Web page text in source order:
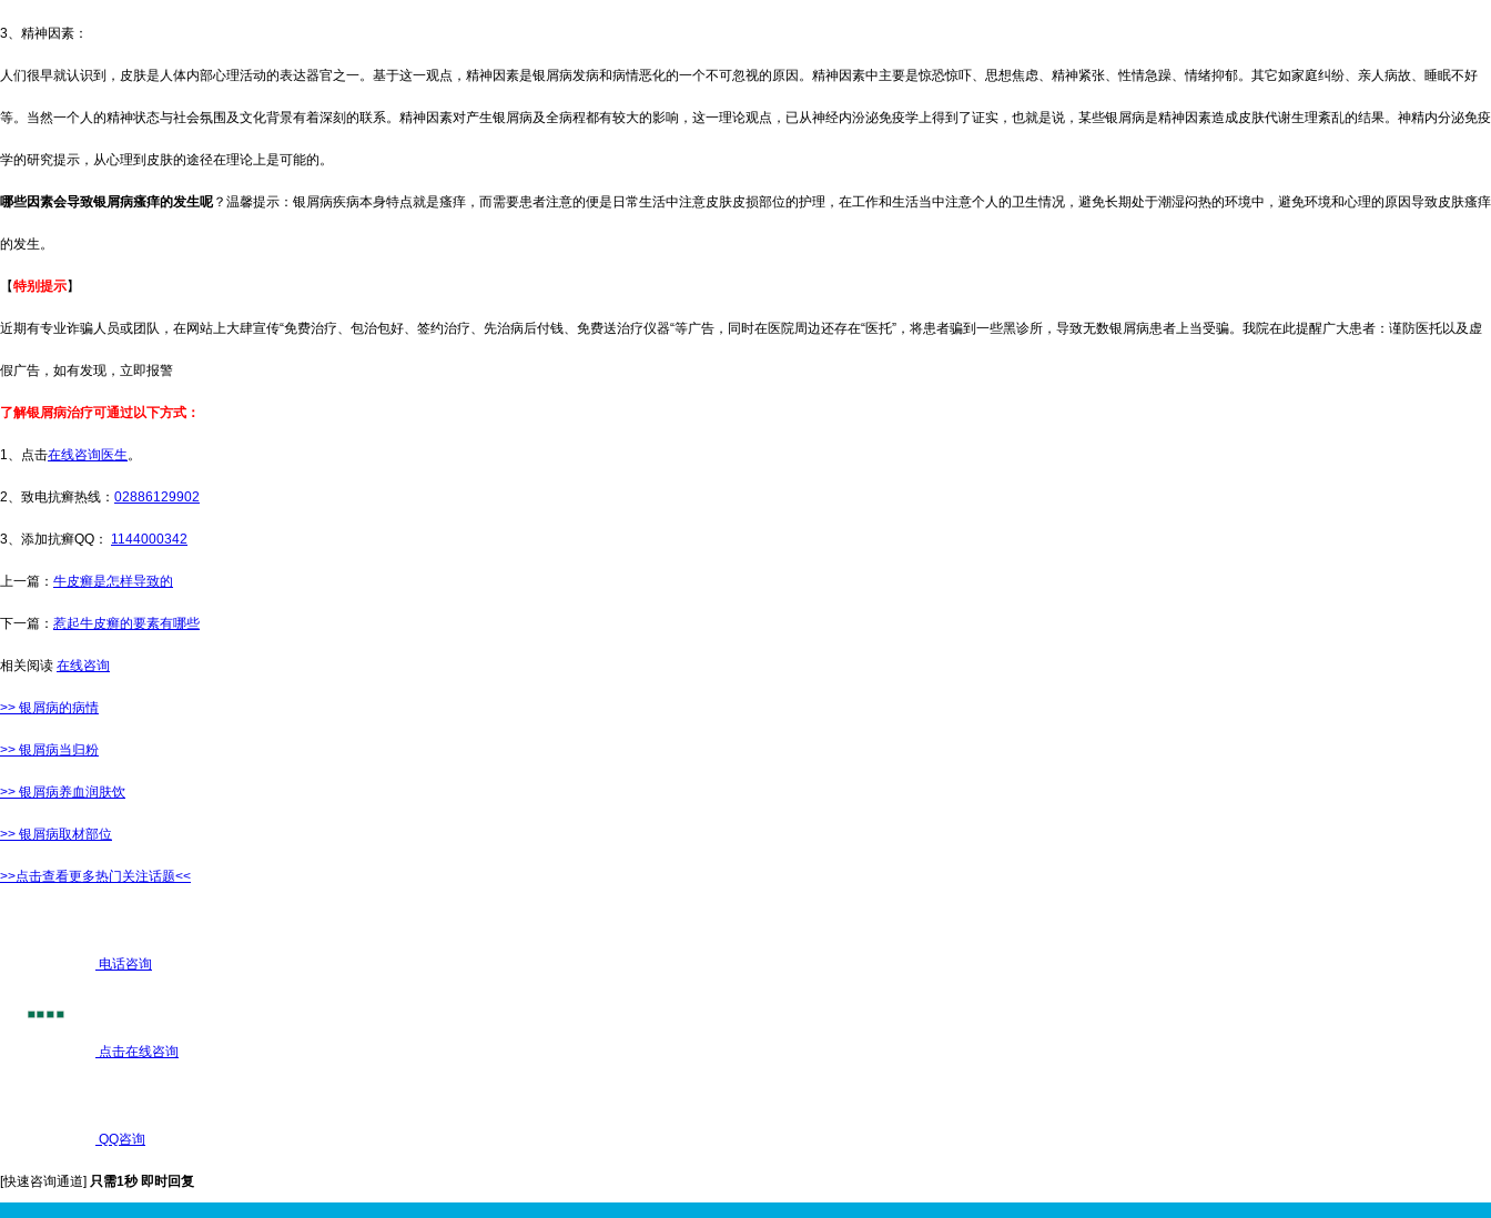
3、精神因素：
人们很早就认识到，皮肤是人体内部心理活动的表达器官之一。基于这一观点，精神因素是银屑病发病和病情恶化的一个不可忽视的原因。精神因素中主要是惊恐惊吓、思想焦虑、精神紧张、性情急躁、情绪抑郁。其它如家庭纠纷、亲人病故、睡眠不好
等。当然一个人的精神状态与社会氛围及文化背景有着深刻的联系。精神因素对产生银屑病及全病程都有较大的影响，这一理论观点，已从神经内汾泌免疫学上得到了证实，也就是说，某些银屑病是精神因素造成皮肤代谢生理紊乱的结果。神精内分泌免疫
学的研究提示，从心理到皮肤的途径在理论上是可能的。
哪些因素会导致银屑病瘙痒的发生呢？温馨提示：银屑病疾病本身特点就是瘙痒，而需要患者注意的便是日常生活中注意皮肤皮损部位的护理，在工作和生活当中注意个人的卫生情况，避免长期处于潮湿闷热的环境中，避免环境和心理的原因导致皮肤瘙痒
的发生。
【特别提示】
近期有专业诈骗人员或团队，在网站上大肆宣传“免费治疗、包治包好、签约治疗、先治病后付钱、免费送治疗仪器“等广告，同时在医院周边还存在“医托”，将患者骗到一些黑诊所，导致无数银屑病患者上当受骗。我院在此提醒广大患者：谨防医托以及虚
假广告，如有发现，立即报警
了解银屑病治疗可通过以下方式：
1、点击在线咨询医生。
2、致电抗癣热线： 02886129902
3、添加抗癣QQ： 1144000342
上一篇： 牛皮癣是怎样导致的
下一篇： 惹起牛皮癣的要素有哪些
相关阅读 在线咨询
>> 银屑病的病情
>> 银屑病当归粉
>> 银屑病养血润肤饮
>> 银屑病取材部位
>>点击查看更多热门关注话题<<
电话咨询
点击在线咨询
QQ咨询
[快速咨询通道] 只需1秒 即时回复